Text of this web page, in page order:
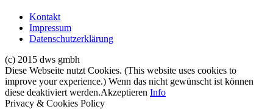
Kontakt
Impressum
Datenschutzerklärung
(c) 2015 dws gmbh
Diese Webseite nutzt Cookies. (This website uses cookies to
improve your experience.) Wenn das nicht gewünscht ist können
diese deaktiviert werden.Akzeptieren Info
Privacy & Cookies Policy